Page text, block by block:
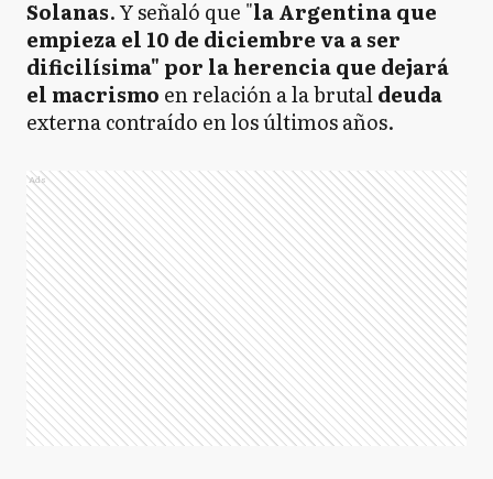
Solanas. Y señaló que "la Argentina que
empieza el 10 de diciembre va a ser
dificilísima" por la herencia que dejará
el macrismo en relación a la brutaldeuda
externa contraído en los últimos años.
Ads